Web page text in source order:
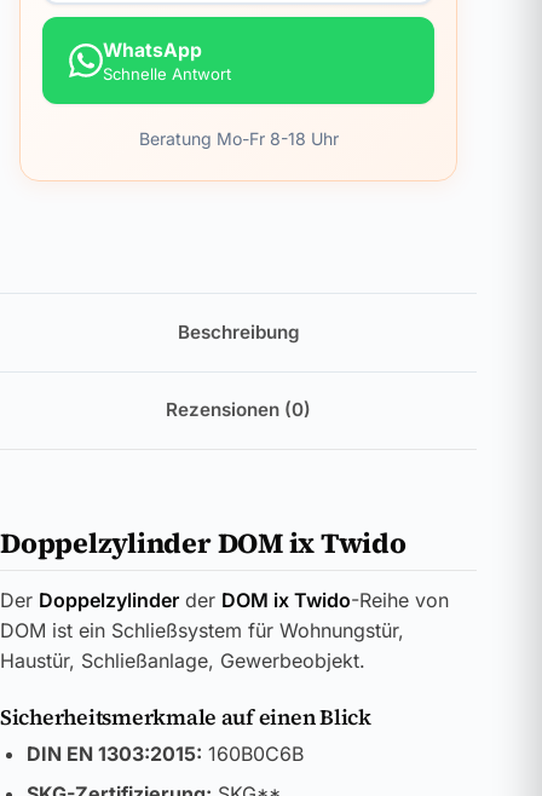
WhatsApp
Schnelle Antwort
Beratung Mo-Fr 8-18 Uhr
Beschreibung
Rezensionen (0)
Doppelzylinder DOM ix Twido
Der Doppelzylinder der DOM ix Twido-Reihe von
DOM ist ein Schließsystem für Wohnungstür,
Haustür, Schließanlage, Gewerbeobjekt.
Sicherheitsmerkmale auf einen Blick
DIN EN 1303:2015: 160B0C6B